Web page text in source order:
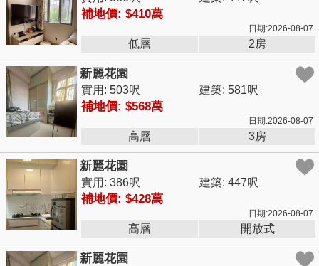
補地價: $410萬
日期:2026-08-07
低層 2房
新麗花園
實用: 503呎 建築: 581呎
補地價: $568萬
日期:2026-08-07
高層 3房
新麗花園
實用: 386呎 建築: 447呎
補地價: $428萬
日期:2026-08-07
高層 開放式
新麗花園